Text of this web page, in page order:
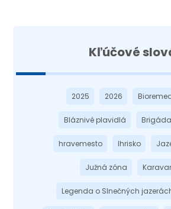
Kľúčové
2025 2026
Bláznivé plavidlá Brigáda
hravemesto Ihrisko
Južná zóna
Legenda o Slnečných